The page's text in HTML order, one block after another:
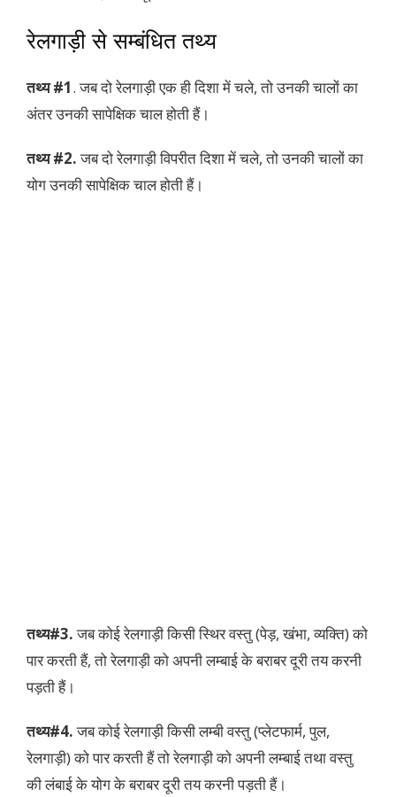
रेलगाड़ी से सम्बंधित तथ्य
तथ्य #1. जब दो रेलगाड़ी एक ही दिशा में चले, तो उनकी चालों का
अंतर उनकी सापेक्षिक चाल होती हैं।
तथ्य #2.जब दो रेलगाड़ी विपरीत दिशा में चले, तो उनकी चालों का
योग उनकी सापेक्षिक चाल होती हैं।
तथ्य#3.जब कोई रेलगाड़ी किसी स्थिर वस्तु (पेड़, खंभा, व्यक्ति) को
पार करती हैं, तो रेलगाड़ी को अपनी लम्बाई के बराबर दूरी तय करनी
पड़ती हैं।
तथ्य#4.जब कोई रेलगाड़ी किसी लम्बी वस्तु (प्लेटफार्म, पुल,
रेलगाड़ी) को पार करती हैं तो रेलगाड़ी को अपनी लम्बाई तथा वस्तु
की लंबाई के योग के बराबर दूरी तय करनी पड़ती हैं।